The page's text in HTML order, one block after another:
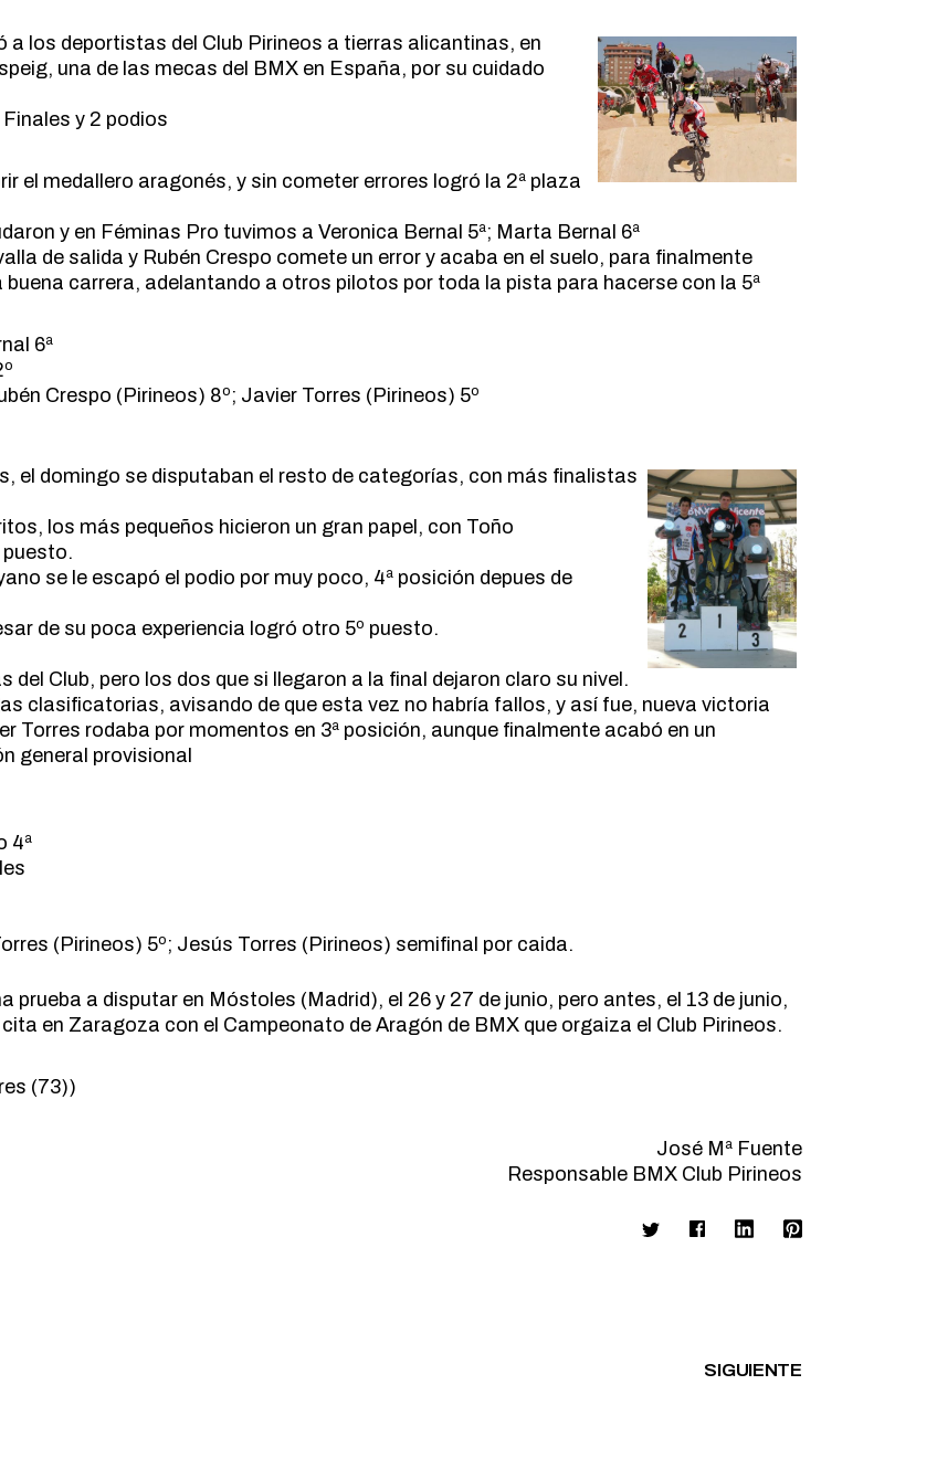
FERRATAS
ORIENTACION
ORIENTACION
SENDERISMO
a los deportistas del Club Pirineos a tierras alicantinas, en
una de las mecas del BMX en España, por su cuidado
y 2 podios
el medallero aragonés, y sin cometer errores logró la 2ª plaza
y en Féminas Pro tuvimos a Veronica Bernal 5ª; Marta Bernal 6ª
de salida y Rubén Crespo comete un error y acaba en el suelo, para finalmente
buena carrera, adelantando a otros pilotos por toda la pista para hacerse con la 5ª
6ª
Crespo (Pirineos) 8º; Javier Torres (Pirineos) 5º
el domingo se disputaban el resto de categorías, con más finalistas
los más pequeños hicieron un gran papel, con Toño
puesto.
se le escapó el podio por muy poco, 4ª posición depues de
de su poca experiencia logró otro 5º puesto.
del Club, pero los dos que si llegaron a la final dejaron claro su nivel.
clasificatorias, avisando de que esta vez no habría fallos, y así fue, nueva victoria
Torres rodaba por momentos en 3ª posición, aunque finalmente acabó en un
general provisional
4ª
(Pirineos) 5º; Jesús Torres (Pirineos) semifinal por caida.
prueba a disputar en Móstoles (Madrid), el 26 y 27 de junio, pero antes, el 13 de junio,
en Zaragoza con el Campeonato de Aragón de BMX que orgaiza el Club Pirineos.
(73))
José Mª Fuente
Responsable BMX Club Pirineos
SIGUIENTE